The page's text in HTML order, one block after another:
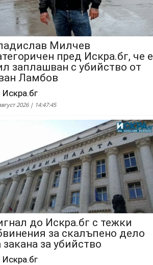
Милчев
пред Искра.бг, че е
заплашван с убийство от
Ламбов
Искра.бг
2026 | 14:47:45
до Искра.бг с тежки
за скалъпено дело
закана за убийство
Искра.бг